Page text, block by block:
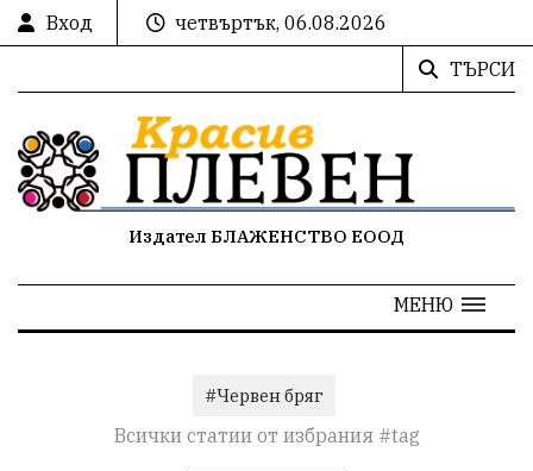
Вход
четвъртък, 06.08.2026
ТЪРСИ
Издател БЛАЖЕНСТВО ЕООД
МЕНЮ
#Червен бряг
Всички статии от избрания #tag